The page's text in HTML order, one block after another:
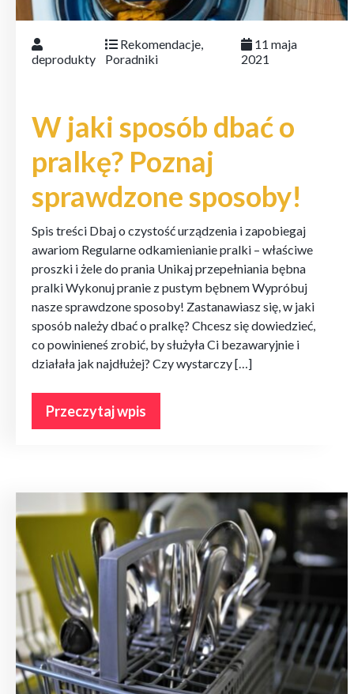
deprodukty
Rekomendacje,
Poradniki
11 maja
2021
W jaki sposób dbać o
pralkę? Poznaj
sprawdzone sposoby!
Spis treści Dbaj o czystość urządzenia i zapobiegaj
awariom Regularne odkamienianie pralki – właściwe
proszki i żele do prania Unikaj przepełniania bębna
pralki Wykonuj pranie z pustym bębnem Wypróbuj
nasze sprawdzone sposoby! Zastanawiasz się, w jaki
sposób należy dbać o pralkę? Chcesz się dowiedzieć,
co powinieneś zrobić, by służyła Ci bezawaryjnie i
działała jak najdłużej? Czy wystarczy […]
Przeczytaj wpis